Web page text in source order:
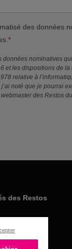
des données
*
données nominatives
et les dispositions de
relative à
, j’ai noté que je pourrai
des Restos
des Restos